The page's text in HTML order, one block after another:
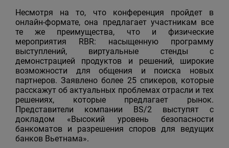
Несмотря на то, что конференция пройдет в
онлайн-формате, она предлагает участникам все
те же преимущества, что и физические
мероприятия RBR: насыщенную программу
выступлений, виртуальные стенды с
демонстрацией продуктов и решений, широкие
возможности для общения и поиска новых
партнеров. Заявлено более 25 спикеров, которые
расскажут об актуальных проблемах отрасли и тех
решениях, которые предлагает рынок.
Представители компании BS/2 выступят с
докладом «Высокий уровень безопасности
банкоматов и разрешения споров для ведущих
банков Вьетнама».